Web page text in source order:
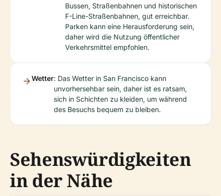
Bussen, Straßenbahnen und historischen
F-Line-Straßenbahnen, gut erreichbar.
Parken kann eine Herausforderung sein,
daher wird die Nutzung öffentlicher
Verkehrsmittel empfohlen.
Wetter: Das Wetter in San Francisco kann
unvorhersehbar sein, daher ist es ratsam,
sich in Schichten zu kleiden, um während
des Besuchs bequem zu bleiben.
Sehenswürdigkeiten
in der Nähe